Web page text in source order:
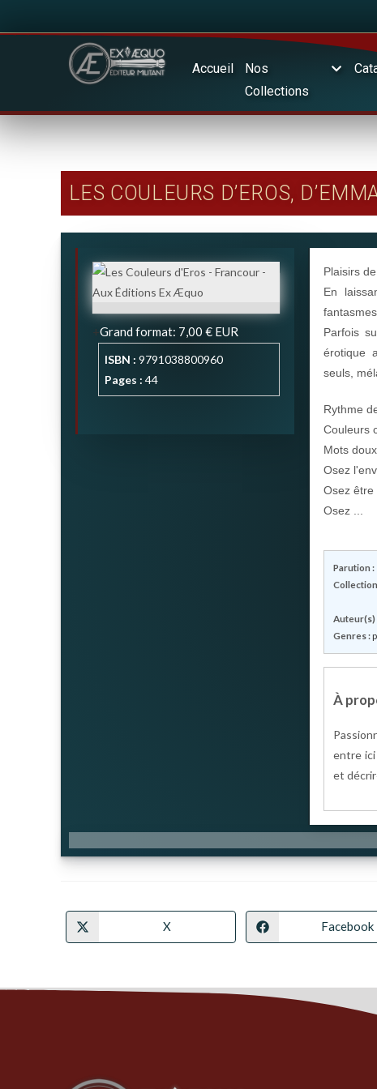
Accueil
Nos
Collections
LES COULEURS D’EROS,
Grand format: 7,00 €EUR
ISBN : 9791038800960
Pages : 44
Plaisirs
En
Parfois
érotique
seuls,
Rythme
Couleurs
Mots
Osez
Osez être
Osez ...
Parution :
Auteur(s)
Genres :
À
entre ici
et
X Facebook